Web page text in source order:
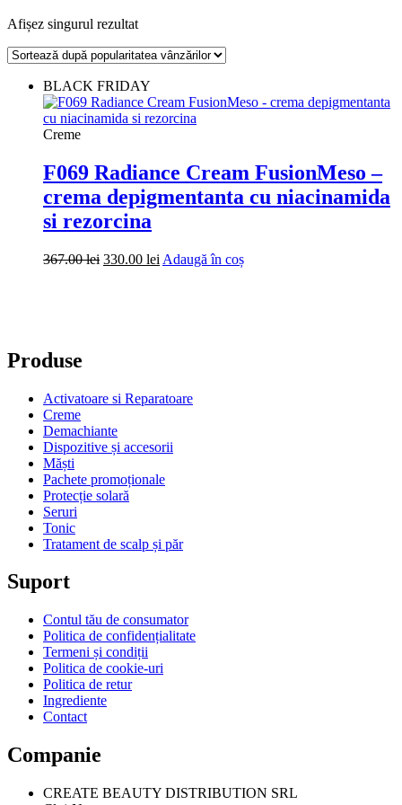
Afișez singurul rezultat
BLACK FRIDAY
Creme
F069 Radiance Cream FusionMeso –
crema depigmentanta cu niacinamida
si rezorcina
367.00lei Prețul
330.00 lei Prețul
Adaugă în coș
Produse
Activatoare si Reparatoare
Creme
Demachiante
Dispozitive și accesorii
Măști
Pachete promoționale
Protecție solară
Seruri
Tonic
Tratament de scalp și păr
Suport
Contul tău de consumator
Politica de confidențialitate
Termeni și condiții
Politica de cookie-uri
Politica de retur
Ingrediente
Contact
Companie
CREATE BEAUTY DISTRIBUTION SRL